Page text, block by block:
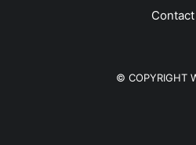
© COPYRIGHT